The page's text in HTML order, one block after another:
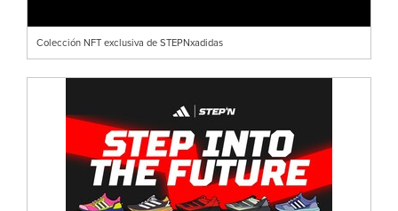
Colección NFT exclusiva de STEPNxadidas